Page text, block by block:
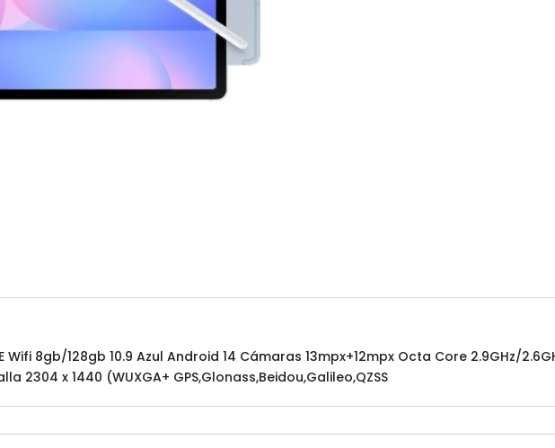
Wifi 8gb/128gb 10.9 Azul Android 14 Cámaras 13mpx+12mpx Octa Core 2.9GHz/
2304 x 1440 (WUXGA+ GPS,Glonass,Beidou,Galileo,QZSS